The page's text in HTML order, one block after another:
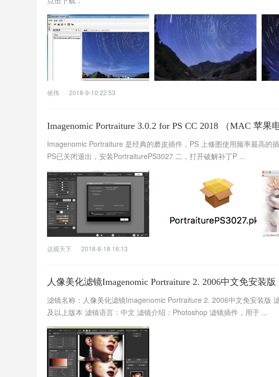
侯伟 2018-9-10 22:53
Imagenomic Portraiture 3.0.2 for PS CC 2018 （MAC 苹果
Imagenomic Portraiture 是经典的磨皮插件，PS 上修图使用频率最高的
PS已关闭退出，安装PortraiturePS3027 二，打开破解补丁P ...
达观天下 2018-8-18 16:13
人像美化滤镜Imagenomic Portraiture 2. 2006中文免安装版
滤镜名称：人像美化滤镜Imagenomic Portraiture 2. 2006中文免安装版
及以上版本 滤镜语言：中文 滤镜介绍：Photoshop 滤镜插件，用于 ...